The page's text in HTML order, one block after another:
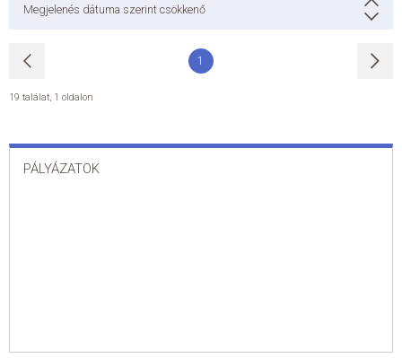
Megjelenés dátuma szerint csökkenő
1
19 találat, 1 oldalon
PÁLYÁZATOK